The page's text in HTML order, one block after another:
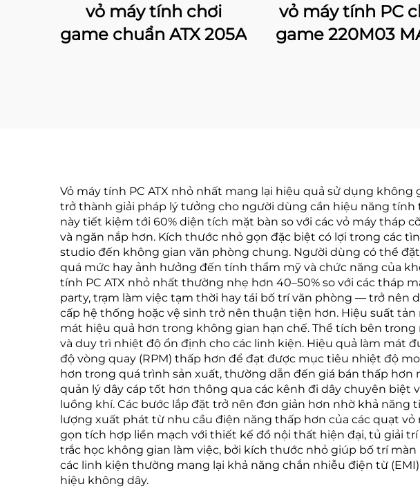
vỏ máy tính chơi
game chuẩn ATX 205A
vỏ máy tính PC
game 220M03
Vỏ máy tính PC ATX nhỏ nhất mang lại hiệu quả sử dụng
trở thành giải pháp lý tưởng cho người dùng cần hiệu năng
này tiết kiệm tới 60% diện tích mặt bàn so với các vỏ máy
và ngăn nắp hơn. Kích thước nhỏ gọn đặc biệt có lợi trong các
studio đến không gian văn phòng chung. Người dùng có thể
quá mức hay ảnh hưởng đến tính thẩm mỹ và chức năng của
tính PC ATX nhỏ nhất thường nhẹ hơn 40–50% so với các tháp
party, trạm làm việc tạm thời hay tái bố trí văn phòng — trở nên
cấp hệ thống hoặc vệ sinh trở nên thuận tiện hơn. Hiệu suất
mát hiệu quả hơn trong không gian hạn chế. Thể tích bên
và duy trì nhiệt độ ổn định cho các linh kiện. Hiệu quả làm mát
độ vòng quay (RPM) thấp hơn để đạt được mục tiêu nhiệt độ
hơn trong quá trình sản xuất, thường dẫn đến giá bán thấp hơn
quản lý dây cáp tốt hơn thông qua các kênh đi dây chuyên
luồng khí. Các bước lắp đặt trở nên đơn giản hơn nhờ khả năng
lượng xuất phát từ nhu cầu điện năng thấp hơn của các quạt
gọn tích hợp liền mạch với thiết kế đồ nội thất hiện đại, tủ giải
trắc học không gian làm việc, bởi kích thước nhỏ giúp bố trí
các linh kiện thường mang lại khả năng chắn nhiễu điện từ
hiệu không dây.